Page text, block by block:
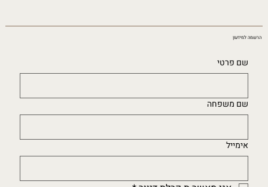
הרשמה למידעון
שם פרטי
שם משפחה
אימייל